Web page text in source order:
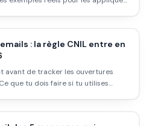
: la règle CNIL entre en
avant de tracker les ouvertures
que tu dois faire si tu utilises